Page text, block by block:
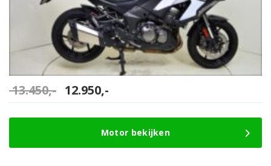
13.450,- Oorspronkelijke
prijs
was:
13.450,-.
12.950,-
prijs
is:
12.950,-.
Motor bekijken